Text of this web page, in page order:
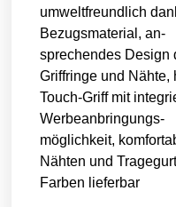
umweltfreundlich
Bezugsmaterial, an-
sprechendes Design
Griffringe und Nähte,
Touch-Griff mit
Werbeanbringungs-
möglichkeit,
Nähten und
Farben lieferbar